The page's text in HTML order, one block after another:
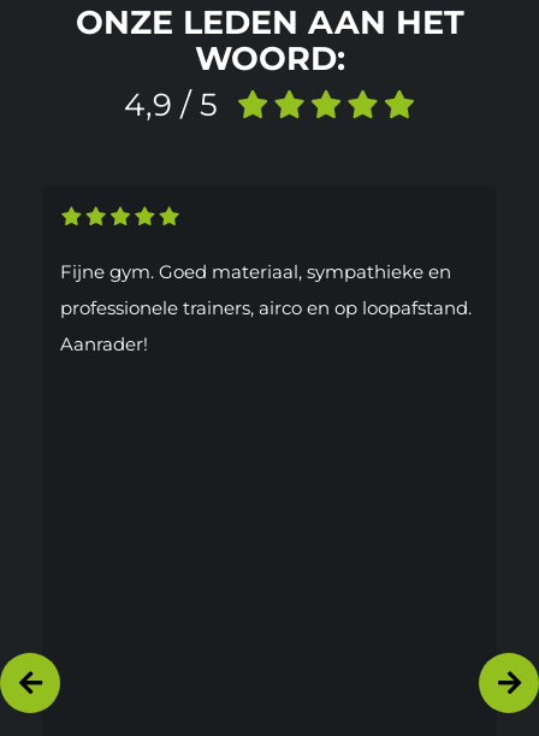
ONZE LEDEN AAN HET
WOORD:
4,9 / 5
Fijne gym. Goed materiaal, sympathieke en
professionele trainers, airco en op loopafstand.
Aanrader!